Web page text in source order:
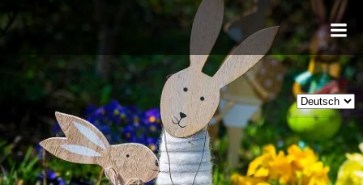
Zum
Inhalt
springen